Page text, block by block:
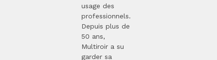
usage des
professionnels.
Depuis plus de
50 ans,
Multiroir a su
garder sa